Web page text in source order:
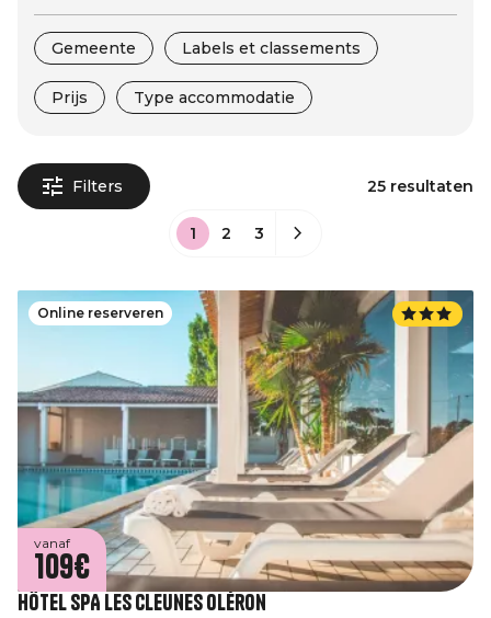
Gemeente Labels et classements
Prijs Type accommodatie
Filters 25 resultaten
1 2 3
Online reserveren
vanaf
109€
Hôtel SPA Les Cleunes Oléron